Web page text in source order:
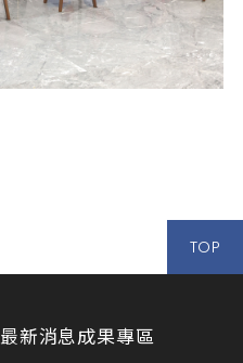
TOP
最新消息成果專區